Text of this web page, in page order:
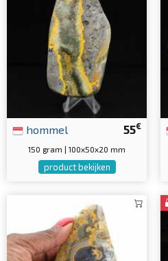
55€
hommel
150 gram | 100x50x20 mm
product bekijken